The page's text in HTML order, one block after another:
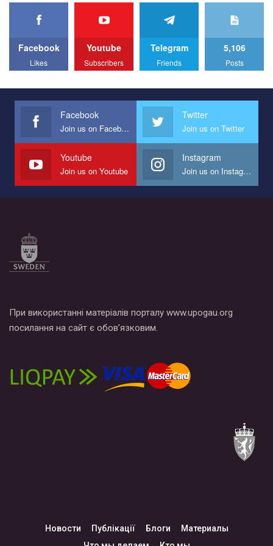
We appeal to your support and ask to help us implement our plan
All you have to do is to press "Like" below the video.
Эмоционально сильный ролик от команды "Гей-альянс
представляющий программу развития организации.
Мы просим вас поддержать нас и помочь нам реализовать
наш план по борьбе с насилием и дискриминацией на почве
СОГИ в Украине.
Все, что вам нужно сделать - это зайти на наш канал YouTube
по этой ссылке и поставить лайк под видео.
Facebook
Likes
Youtube
Subscribers
Telegram
Friends
5,106
Posts
Facebook
Join us on Facebook
Twitter
Join us on Twitter
Youtube
Join us on Youtube
Instagram
Join us on Instagram
При використанні матеріалів порталу www.upogau.org
посилання на сайт є обов’язковим.
Новости Публікації Блоги
Материалы